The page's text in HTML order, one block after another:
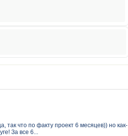
так что по факту проект 6 месяцев)) но как-
За все 6...